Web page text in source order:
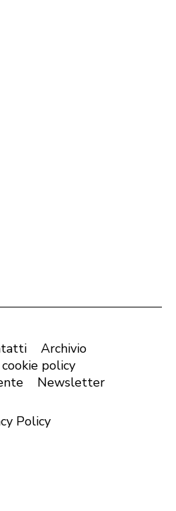
Archivio
policy
Newsletter
Policy